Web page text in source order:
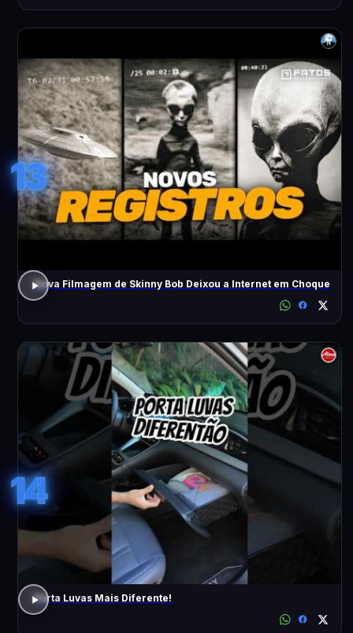
13
Nova Filmagem de Skinny Bob Deixou a Internet em Choque
14
Porta Luvas Mais Diferente!